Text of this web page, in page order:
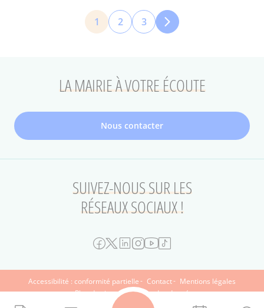
Page
courante
1 Page
2 Page
3
LA MAIRIE À VOTRE ÉCOUTE
Nous contacter
SUIVEZ-NOUS SUR LES
RÉSEAUX SOCIAUX !
FOOTER
Accessibilité : conformité partielle Contact
Mentions légales
Plan du site
Protection des données
Le Musée d'art et d'histoire Paul-Eluard
Archives municipales